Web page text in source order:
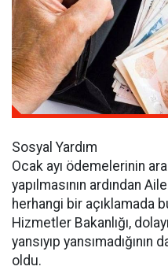
Sosyal Yardım
Ocak ayı ödemelerinin
yapılmasının ardından
herhangi bir açıklamada
Hizmetler Bakanlığı,
yansıyıp
oldu.